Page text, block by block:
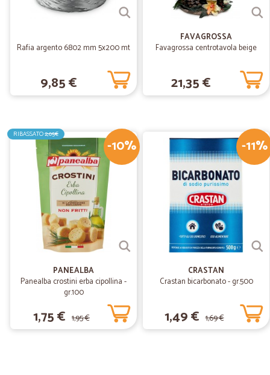
Rafia argento 6802 mm 5x200 mt
9,85 €
FAVAGROSSA
Favagrossa centrotavola beige
21,35 €
-10%
RIBASSATO2,05€
PANEALBA
Panealba crostini erba cipollina -
gr.100
1,75 € 1,95 €
-11%
CRASTAN
Crastan bicarbonato - gr.500
1,49 € 1,69 €